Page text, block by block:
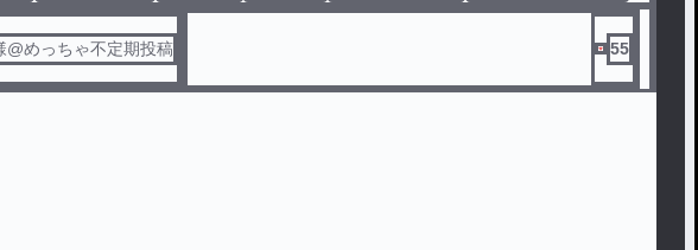
@めっちゃ不定期投稿 55